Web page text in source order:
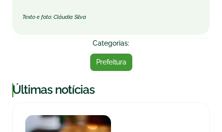
Texto e foto: Cláudia Silva
Categorias:
Prefeitura
|Últimas notícias